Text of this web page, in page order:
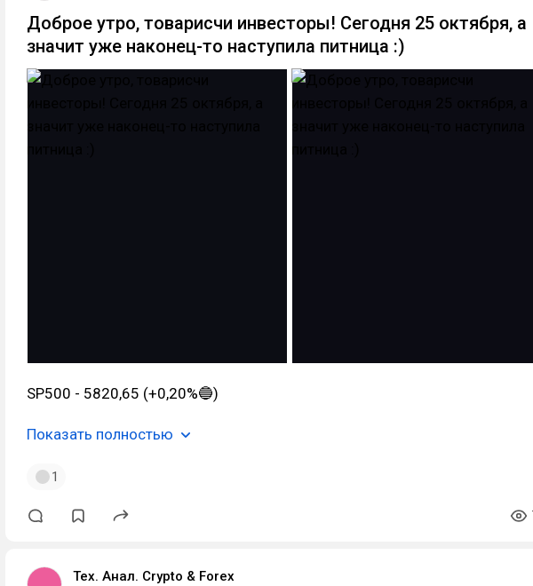
Доброе утро, товарисчи инвесторы! Сегодня 25 октября, а
значит уже наконец-то наступила питница :)
SP500 - 5820,65 (+0,20%🔵)
Показать полностью
1
Тех. Анал. Crypto & Forex